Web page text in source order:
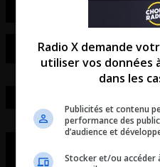
Radio X demande
utiliser vos données
dans les
Publicités et contenu
performance des
d’audience et
Stocker et/ou accéder